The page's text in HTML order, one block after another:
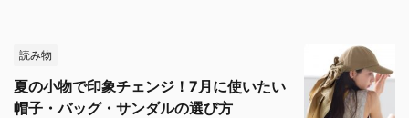
読み物
夏の小物で印象チェンジ！7月に使いたい
帽子・バッグ・サンダルの選び方